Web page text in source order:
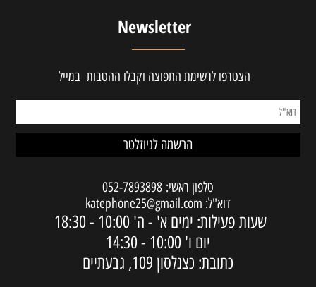
Newsletter
הצטרפו לרשימת התפוצה וקבלו ההטבות במייל
טלפון ראשי: 052-7893898
דוא"ל: katephone25@gmail.com
שעות פעילות: ימים א' - ה' 10:00 - 18:30
יום ו' 10:00 - 14:30
כתובת: כצנלסון 109, גבעתיים